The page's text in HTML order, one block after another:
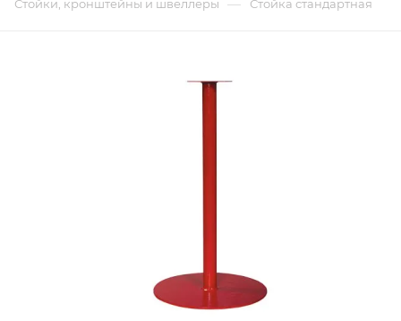
Стойки, кронштейны и швеллеры — Стойка стандартная